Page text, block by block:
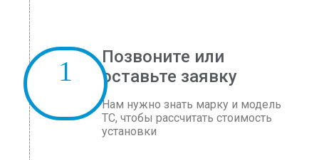
Позвоните или
оставьте заявку
Нам нужно знать марку и модель
ТС, чтобы рассчитать стоимость
установки